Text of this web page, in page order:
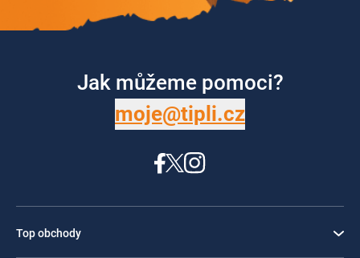
Jak můžeme pomoci?
moje@tipli.cz
Top obchody